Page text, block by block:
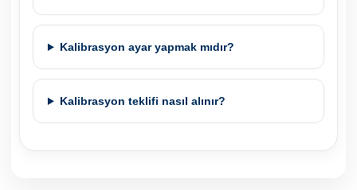
Kalibrasyon ayar yapmak mıdır?
Kalibrasyon teklifi nasıl alınır?